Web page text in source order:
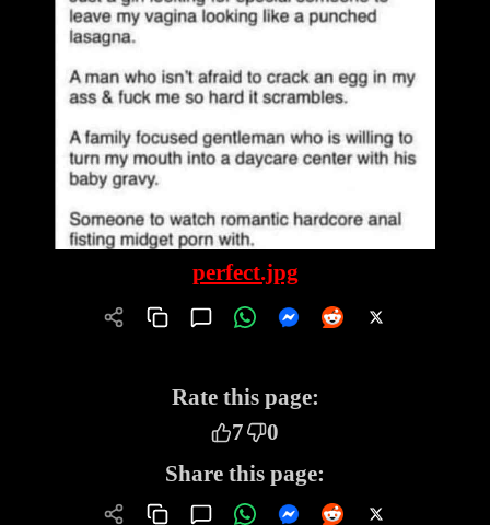
perfect.jpg
Rate this page:
7
0
Share this page: